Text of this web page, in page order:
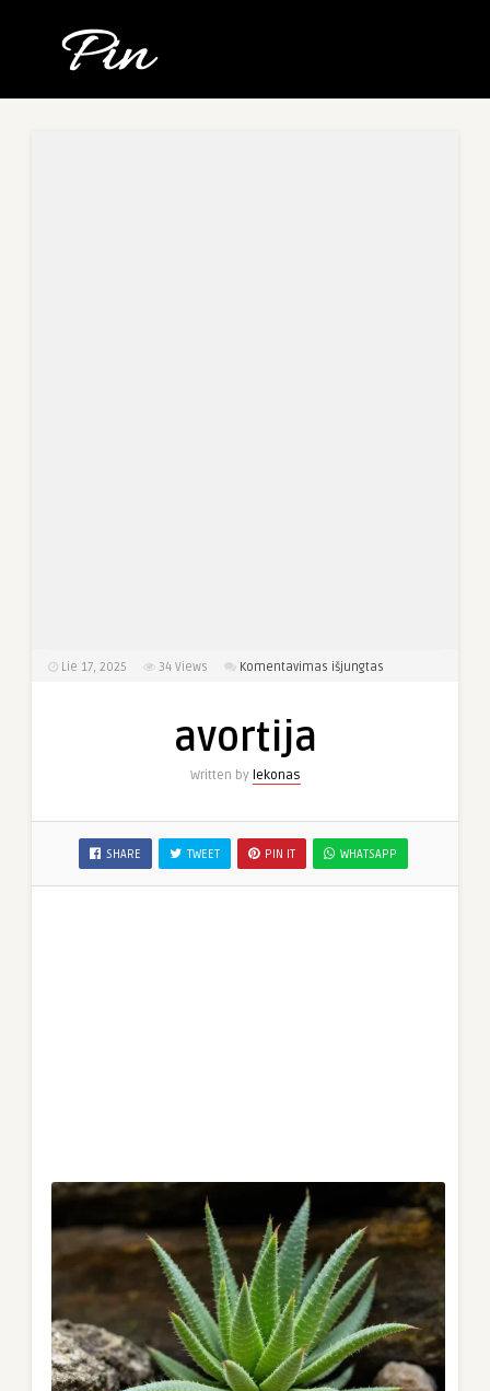
Lie 17, 2025 34 Views Komentavimas išjungtas
avortija
Written by lekonas
SHARE TWEET PIN IT WHATSAPP